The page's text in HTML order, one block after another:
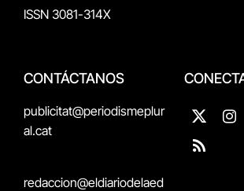
ISSN 3081-314X
CONTÁCTANOS
publicitat@periodismeplur
al.cat
redaccion@eldiariodelaed
X
(Twitter)
RSS